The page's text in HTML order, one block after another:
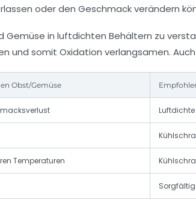
oder den Geschmack verändern
in luftdichten Behältern zu
und somit Oxidation verlangsamen.
Obst/Gemüse
Luftdichte
Temperaturen